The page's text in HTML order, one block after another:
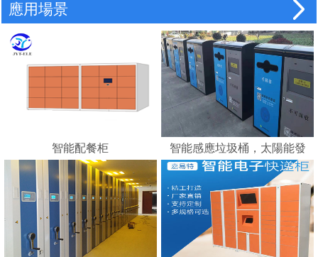
應用場景
智能配餐柜
智能感應垃圾桶，太陽能發
電，智能垃圾分類的好幫手
---蘇州嘉易特電子科技有限
公司